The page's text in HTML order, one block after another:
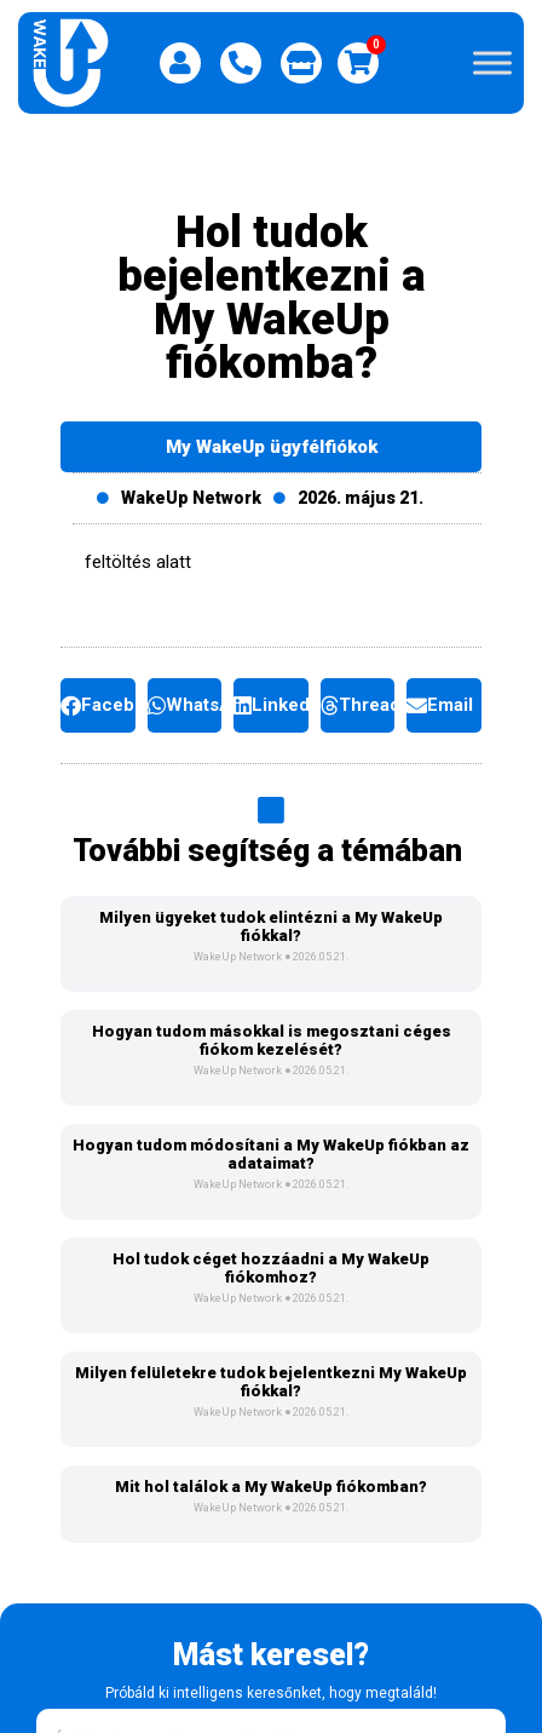
0
Hol tudok
bejelentkezni a
My WakeUp
fiókomba?
My WakeUp ügyfélfiókok
WakeUp Network 2026. május 21.
feltöltés alatt
FacebookWhatsApp LinkedIn Threads Email
További segítség a témában
Milyen ügyeket tudok elintézni a My WakeUp
fiókkal?
WakeUp Network 2026.05.21.
Hogyan tudom másokkal is megosztani céges
fiókom kezelését?
WakeUp Network 2026.05.21.
Hogyan tudom módosítani a My WakeUp fiókban az
adataimat?
WakeUp Network 2026.05.21.
Hol tudok céget hozzáadni a My WakeUp
fiókomhoz?
WakeUp Network 2026.05.21.
Milyen felületekre tudok bejelentkezni My WakeUp
fiókkal?
WakeUp Network 2026.05.21.
Mit hol találok a My WakeUp fiókomban?
WakeUp Network 2026.05.21.
Mást keresel?
Próbáld ki intelligens keresőnket, hogy megtaláld!